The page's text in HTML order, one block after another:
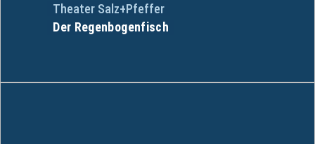
Theater Salz+Pfeffer
Der Regenbogenfisch